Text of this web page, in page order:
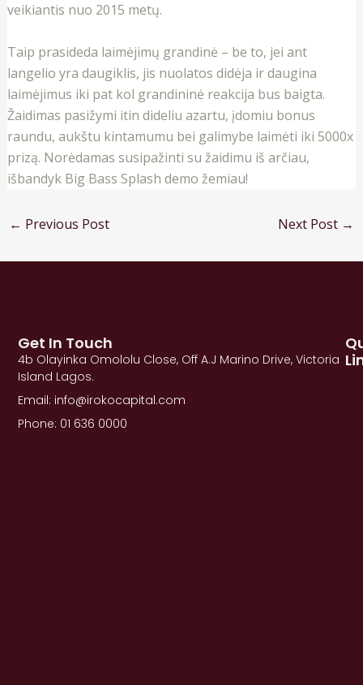
veikiantis nuo 2015 metų.
Taip prasideda laimėjimų grandinė – be to, jei ant
langelio yra daugiklis, jis nuolatos didėja ir daugina
laimėjimus iki pat kol grandininė reakcija bus baigta.
Žaidimas pasižymi itin dideliu azartu, įdomiu bonus
raundu, aukštu kintamumu bei galimybe laimėti iki 5000x
prizą. Norėdamas susipažinti su žaidimu iš arčiau,
išbandyk Big Bass Splash demo žemiau!
← Previous Post Next Post →
Get In Touch
4b Olayinka Omololu Close, Off A.J Marino Drive, Victoria
Island Lagos.
Email: info@irokocapital.com
Phone: 01 636 0000